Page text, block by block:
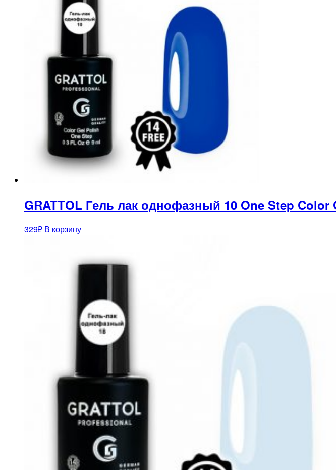
GRATTOL Гель лак однофазный 10 One Step
329₽ В корзину